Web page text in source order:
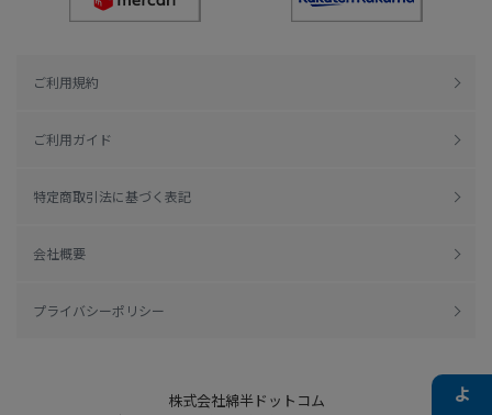
ご利用規約
ご利用ガイド
特定商取引法に基づく表記
会社概要
プライバシーポリシー
株式会社綿半ドットコム